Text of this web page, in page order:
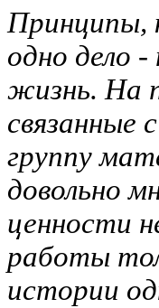
Принципы,
одно дело -
жизнь. На
связанные
группу
довольно
ценности
работы
истории